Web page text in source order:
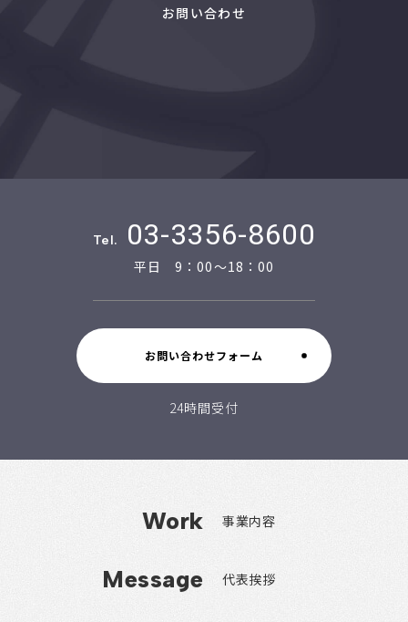
お問い合わせ
Tel. 03-3356-8600
平日 9：00～18：00
お問い合わせフォーム
24時間受付
Work 事業内容
Message 代表挨拶